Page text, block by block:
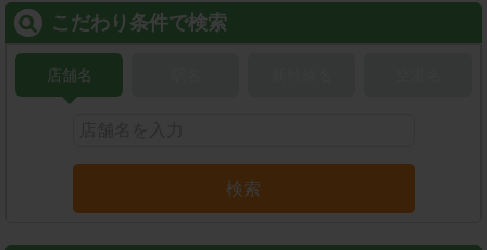
こだわり条件で検索
店舗名
検索